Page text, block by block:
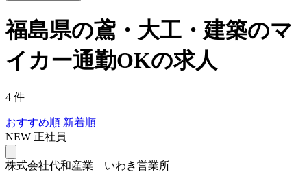
福島県の鳶・大工・建築のマ
イカー通勤OKの求人
4 件
おすすめ順 新着順
NEW 正社員
株式会社代和産業 いわき営業所